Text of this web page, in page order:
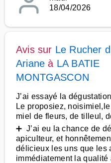
18/04/2026
Avis sur Le Rucher d
Ariane à LA BATIE
MONTGASCON
J’ai essayé la
Le proposiez,
miel de fleurs, de tilleul,
➕ J’ai eu la chance de
apiculteur, et
délicieux les uns que les
immédiatement la